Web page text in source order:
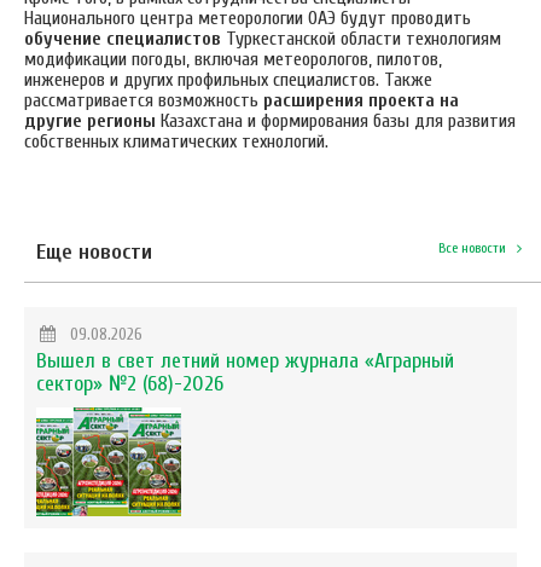
Национального центра метеорологии ОАЭ будут проводить
обучение специалистов Туркестанской области технологиям
модификации погоды, включая метеорологов, пилотов,
инженеров и других профильных специалистов. Также
рассматривается возможность расширения проекта на
другие регионы Казахстана и формирования базы для развития
собственных климатических технологий.
Еще новости Все новости
09.08.2026
Вышел в свет летний номер журнала «Аграрный
сектор» №2 (68)-2026